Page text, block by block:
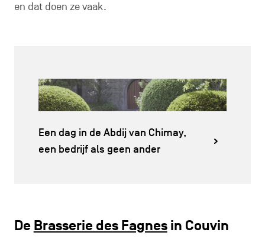
en dat doen ze vaak.
Een dag in de Abdij van Chimay,
een bedrijf als geen ander
De Brasserie des Fagnesin Couvin